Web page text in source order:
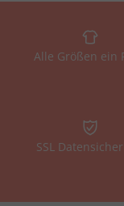
Alle Größen ein
SSL